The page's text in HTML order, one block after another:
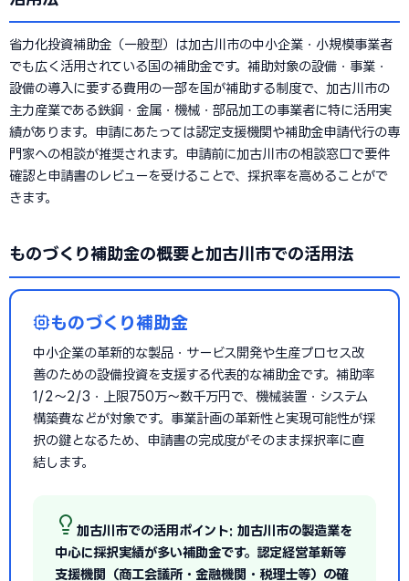
省力化投資補助金（一般型）は加古川市の中小企業・小規模事業者
でも広く活用されている国の補助金です。補助対象の設備・事業・
設備の導入に要する費用の一部を国が補助する制度で、加古川市の
主力産業である鉄鋼・金属・機械・部品加工の事業者に特に活用実
績があります。申請にあたっては認定支援機関や補助金申請代行の専
門家への相談が推奨されます。申請前に加古川市の相談窓口で要件
確認と申請書のレビューを受けることで、採択率を高めることがで
きます。
ものづくり補助金の概要と加古川市での活用法
ものづくり補助金
中小企業の革新的な製品・サービス開発や生産プロセス改
善のための設備投資を支援する代表的な補助金です。補助率
1/2〜2/3・上限750万〜数千万円で、機械装置・システム
構築費などが対象です。事業計画の革新性と実現可能性が採
択の鍵となるため、申請書の完成度がそのまま採択率に直
結します。
加古川市での活用ポイント: 加古川市の製造業を
中心に採択実績が多い補助金です。認定経営革新等
支援機関（商工会議所・金融機関・税理士等）の確